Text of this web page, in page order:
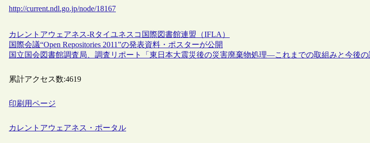
http://current.ndl.go.jp/node/18167
カレントアウェアネス-R タイユネスコ 国際図書館連盟（IFLA）
国際会議“Open Repositories 2011”の発表資料・ポスターが公開
国立国会図書館調査局、調査リポート「東日本大震災後の災害廃棄物処理―これまでの取組みと今後
累計アクセス数:4619
印刷用ページ
カレントアウェアネス・ポータル